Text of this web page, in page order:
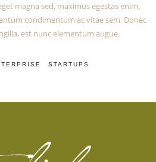
magna sed, maximus egestas enim.
condimentum ac vitae sem. Donec
est nunc elementum augue.
STARTUPS